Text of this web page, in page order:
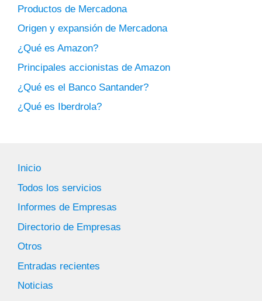
Productos de Mercadona
Origen y expansión de Mercadona
¿Qué es Amazon?
Principales accionistas de Amazon
¿Qué es el Banco Santander?
¿Qué es Iberdrola?
Inicio
Todos los servicios
Informes de Empresas
Directorio de Empresas
Otros
Entradas recientes
Noticias